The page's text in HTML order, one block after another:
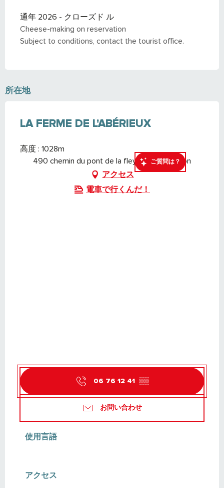
ご質問は？
通年 2026 - クローズド ル
Cheese-making on reservation
Subject to conditions, contact the tourist office.
所在地
LA FERME DE L'ABÉRIEUX
高度 : 1028m
490 chemin du pont de la fley, 74700 Cordon
アクセス
電車で行くんだ！
06 76 12 41 ▒▒
お問い合わせ
使用言語
使用言語
アクセス
アクセス